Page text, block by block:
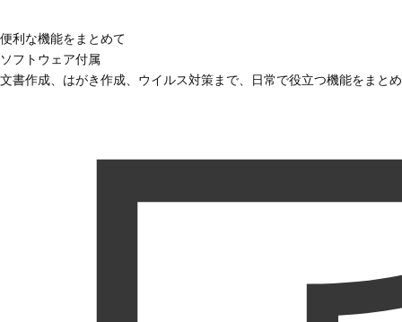
便利な機能をまとめて
ソフトウェア付属
文書作成、はがき作成、ウイルス対策まで、日常で役立つ機能をまと